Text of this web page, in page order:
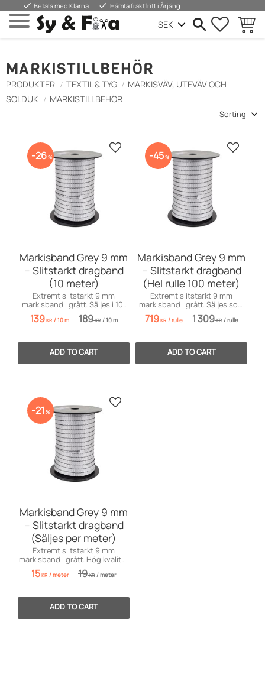
Menu
done Betala med Klarna done Hämta fraktfritt i Årjäng
MARKISTILLBEHÖR
PRODUKTER TEXTIL & TYG
MARKISVÄV, UTEVÄV OCH
SOLDUK
MARKISTILLBEHÖR
Select sorting method
Markisband Grey 9 mm
– Slitstarkt dragband
(10 meter)
Extremt slitstarkt 9 mm
markisband i grått. Säljes i 10-
metersbitar och levereras i hel
längd!
139KR /10 m 189KR /10 m
26% Add to favorites
Markisband Grey 9 mm
– Slitstarkt dragband
(Hel rulle 100 meter)
Extremt slitstarkt 9 mm
markisband i grått. Säljes som
hel rulle på 100 meter till
förmånligt pris!
719KR /rulle 1 309KR /rulle
45% Add to
Markisband Grey 9 mm
– Slitstarkt dragband
(Säljes per meter)
Extremt slitstarkt 9 mm
markisband i grått. Hög kvalitet
för fönstermarkiser. Säljes per
meter!
15KR /meter 19KR /meter
21 % Add to favorites